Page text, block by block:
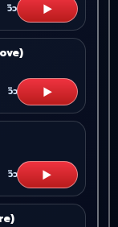
วิว ▶
วิว ▶
วิว ▶